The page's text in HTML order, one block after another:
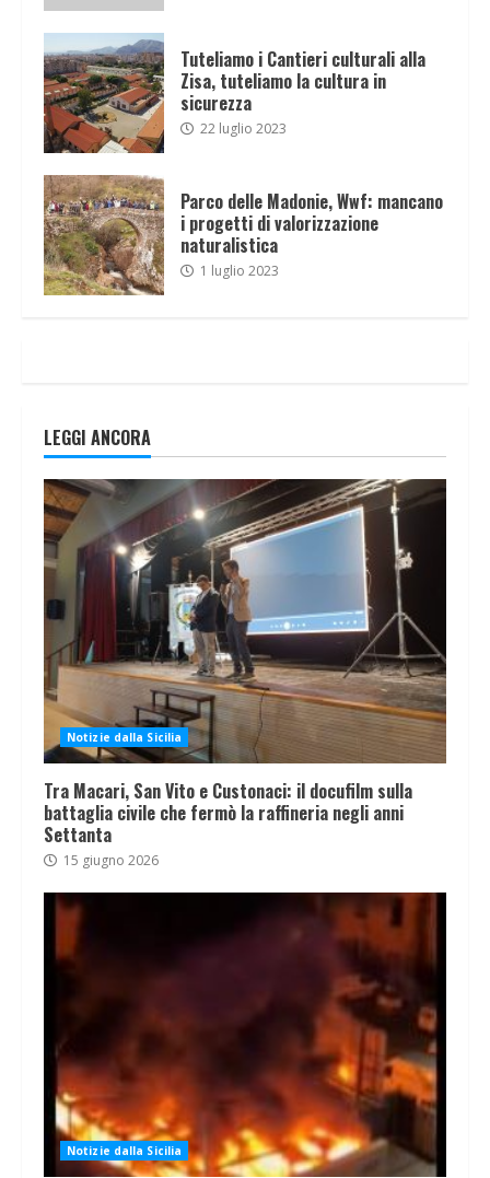
Tuteliamo i Cantieri culturali alla
Zisa, tuteliamo la cultura in
sicurezza
22 luglio 2023
Parco delle Madonie, Wwf: mancano
i progetti di valorizzazione
naturalistica
1 luglio 2023
LEGGI ANCORA
Notizie dalla Sicilia
Tra Macari, San Vito e Custonaci: il docufilm sulla
battaglia civile che fermò la raffineria negli anni
Settanta
15 giugno 2026
Notizie dalla Sicilia